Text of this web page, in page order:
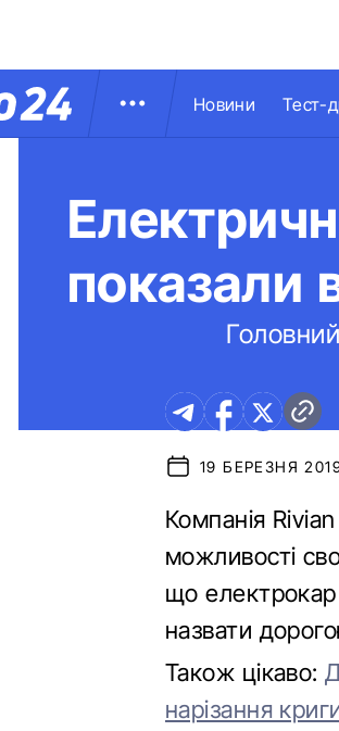
Новини Тест-
показали
19 БЕРЕЗНЯ
Компанія
можливості
що
назвати
Також цікаво:
нарізання